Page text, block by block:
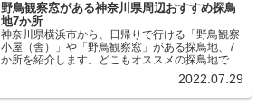
野鳥観察窓がある神奈川県周辺おすすめ探鳥
地7か所
神奈川県横浜市から、日帰りで行ける「野鳥観察
小屋（舎）」や「野鳥観察窓」がある探鳥地、7
か所を紹介します。どこもオススメの探鳥地で
す。実際に訪れてみると、野山にいる野鳥、海や
湖にいる野鳥それぞれ違う観察になりました。街
中にあり、電車で行ける...
2022.07.29